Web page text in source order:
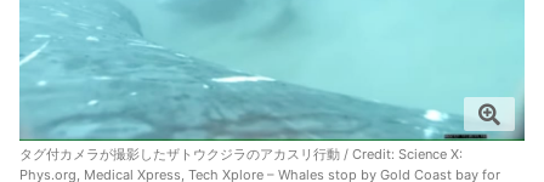
タグ付カメラが撮影したザトウクジラのアカスリ行動 / Credit: Science X:
Phys.org, Medical Xpress, Tech Xplore – Whales stop by Gold Coast bay for